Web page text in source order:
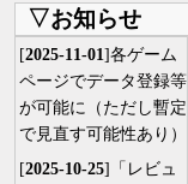
▽お知らせ
[2025-11-01]各ゲーム
ページでデータ登録等
が可能に（ただし暫定
で見直す可能性あり）
[2025-10-25]「レビュ